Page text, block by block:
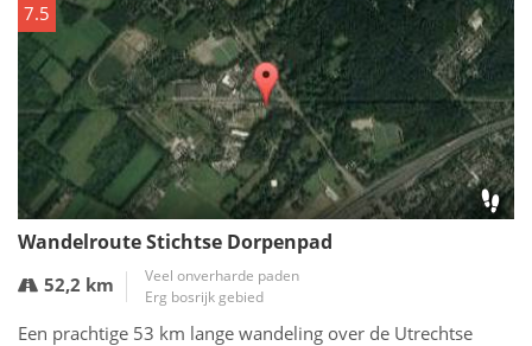
7.5
Wandelroute Stichtse Dorpenpad
52,2 km
Veel onverharde paden
Erg bosrijk gebied
Een prachtige 53 km lange wandeling over de Utrechtse